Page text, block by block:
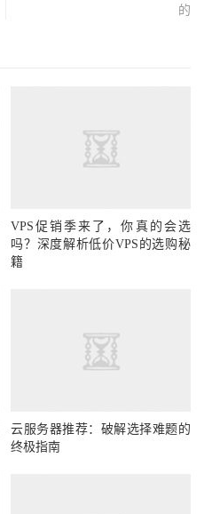
的
VPS促销季来了，你真的会选
吗？深度解析低价VPS的选购秘
籍
云服务器推荐：破解选择难题的
终极指南